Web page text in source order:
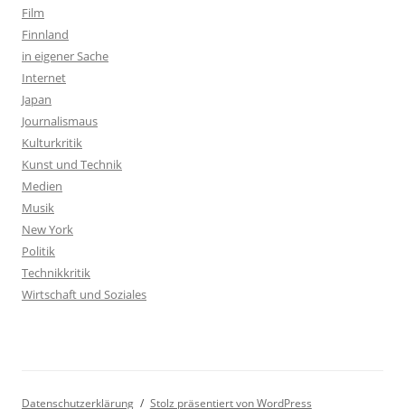
Film
Finnland
in eigener Sache
Internet
Japan
Journalismaus
Kulturkritik
Kunst und Technik
Medien
Musik
New York
Politik
Technikkritik
Wirtschaft und Soziales
Datenschutzerklärung Stolz präsentiert von WordPress